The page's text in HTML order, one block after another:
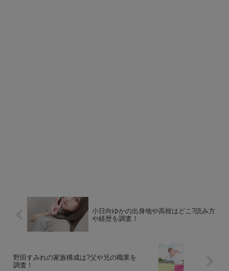
小日向ゆかの出身地や高校はどこ?読み方
や経歴を調査！
野田すみれの家族構成は?父や兄の職業を
調査！